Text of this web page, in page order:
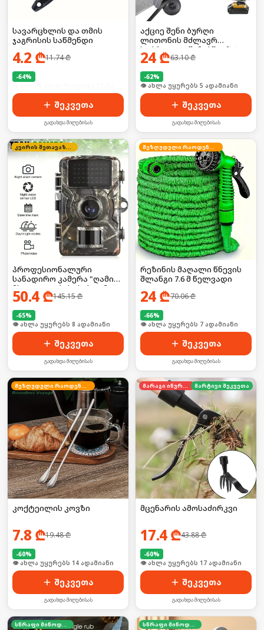
სავარცხლის და თმის
ჯაგრისის საწმენდი
4.2 ₾11.74₾
-64%
შეკვეთა
გადახდა მიღებისას
აქციე შენი ბურღი
ლითონის მძლავრ
საჭრელად წამებში! 🛠️⚡
24₾63.10₾
-62%
🛒 ბოლო 24სთ-ში იყიდა 8-მა
შეკვეთა
გადახდა მიღებისას
პროფესიონალური
სანადირო კამერა "ღამის
მხედველობის" სისტემით
50.4₾145.15₾
-65%
🛒 ბოლო 24სთ-ში იყიდა 8-მა
შეკვეთა
გადახდა მიღებისას
რეზინის მაღალი წნევის
შლანგი 7.6 მ წელვადი
24₾70.06₾
-66%
🛒 ბოლო 24სთ-ში იყიდა 10-მა
შეკვეთა
გადახდა მიღებისას
კოქტეილის კოვზი
7.8 ₾19.48₾
-60%
🛒 ბოლო 24სთ-ში იყიდა 23-მა
შეკვეთა
გადახდა მიღებისას
მარტივი შეკვეთა
მცენარის ამოსაძირკვი
17.4₾43.88₾
-60%
🛒 ბოლო 24სთ-ში იყიდა 22-მა
შეკვეთა
გადახდა მიღებისას